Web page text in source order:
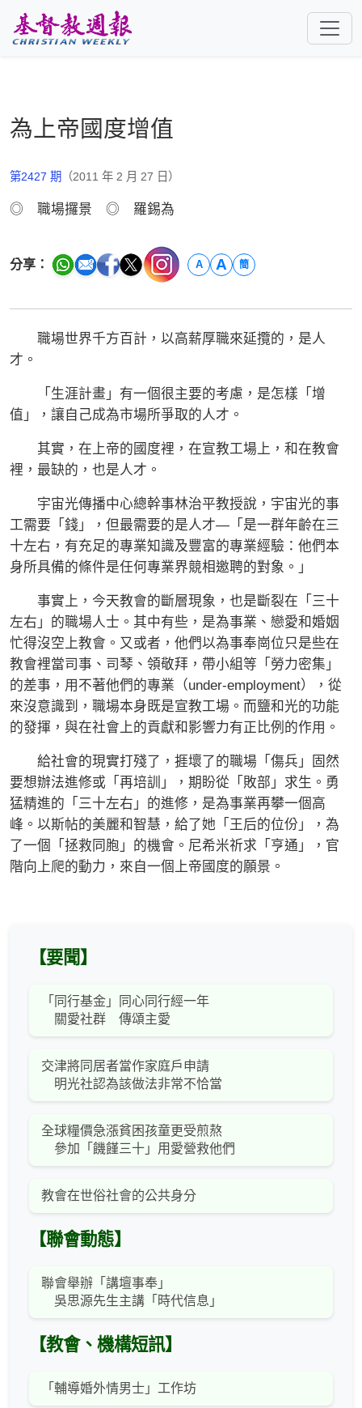
為上帝國度增值
第2427 期 （2011 年 2 月 27 日）
◎ 職場攞景 ◎ 羅錫為
分享： A A 簡
職場世界千方百計，以高薪厚職來延攬的，是人
才。
「生涯計畫」有一個很主要的考慮，是怎樣「增
值」，讓自己成為市場所爭取的人才。
其實，在上帝的國度裡，在宣教工場上，和在教會
裡，最缺的，也是人才。
宇宙光傳播中心總幹事林治平教授說，宇宙光的事
工需要「錢」，但最需要的是人才—「是一群年齡在三
十左右，有充足的專業知識及豐富的專業經驗：他們本
身所具備的條件是任何專業界競相邀聘的對象。」
事實上，今天教會的斷層現象，也是斷裂在「三十
左右」的職場人士。其中有些，是為事業、戀愛和婚姻
忙得沒空上教會。又或者，他們以為事奉崗位只是些在
教會裡當司事、司琴、領敬拜，帶小組等「勞力密集」
的差事，用不著他們的專業（under-employment），從
來沒意識到，職場本身既是宣教工場。而鹽和光的功能
的發揮，與在社會上的貢獻和影響力有正比例的作用。
給社會的現實打殘了，捱壞了的職場「傷兵」固然
要想辦法進修或「再培訓」，期盼從「敗部」求生。勇
猛精進的「三十左右」的進修，是為事業再攀一個高
峰。以斯帖的美麗和智慧，給了她「王后的位份」，為
了一個「拯救同胞」的機會。尼希米祈求「亨通」，官
階向上爬的動力，來自一個上帝國度的願景。
【要聞】
「同行基金」同心同行經一年
關愛社群 傳頌主愛
交津將同居者當作家庭戶申請
明光社認為該做法非常不恰當
全球糧價急漲貧困孩童更受煎熬
參加「饑饉三十」用愛營救他們
教會在世俗社會的公共身分
【聯會動態】
聯會舉辦「講壇事奉」
吳思源先生主講「時代信息」
【教會、機構短訊】
「輔導婚外情男士」工作坊